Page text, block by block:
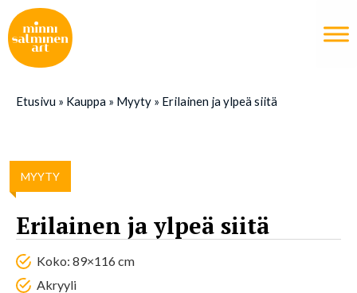
Etusivu » Kauppa » Myyty » Erilainen ja ylpeä siitä
MYYTY
Erilainen ja ylpeä siitä
Koko: 89×116 cm
Akryyli